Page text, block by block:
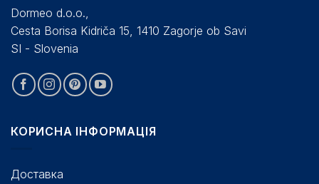
Dormeo d.o.o.,
Cesta Borisa Kidriča 15, 1410 Zagorje ob Savi
SI - Slovenia
КОРИСНА ІНФОРМАЦІЯ
Доставка